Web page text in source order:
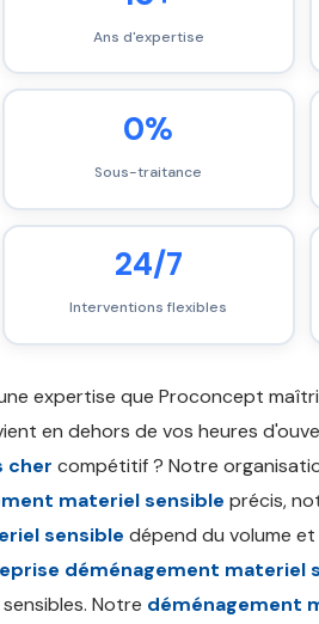
Ans d'expertise
0%
Sous-traitance
24/7
Interventions flexibles
expertise que Proconcept
en dehors de vos heures
cher compétitif ? Notre
materiel sensible précis,
sensible dépend du volume
déménagement materiel
Notre déménagement